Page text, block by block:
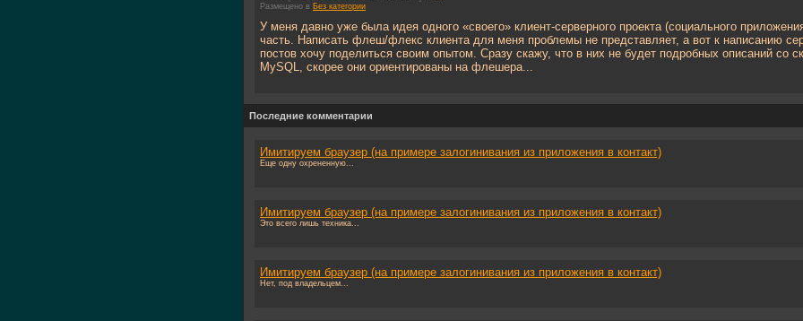
Размещено в Без категории
У меня давно уже была идея одного «своего» клиент-серверного проекта (социального
часть. Написать флеш/флекс клиента для меня проблемы не представляет, а вот к написанию
постов хочу поделиться своим опытом. Сразу скажу, что в них не будет подробных описаний со
MySQL, скорее они ориентированы на флешера...
Последние комментарии
Имитируем браузер (на примере залогинивания из приложения в контакт)
Еще одну охрененную...
Имитируем браузер (на примере залогинивания из приложения в контакт)
Это всего лишь техника...
Имитируем браузер (на примере залогинивания из приложения в контакт)
Нет, под владельцем...